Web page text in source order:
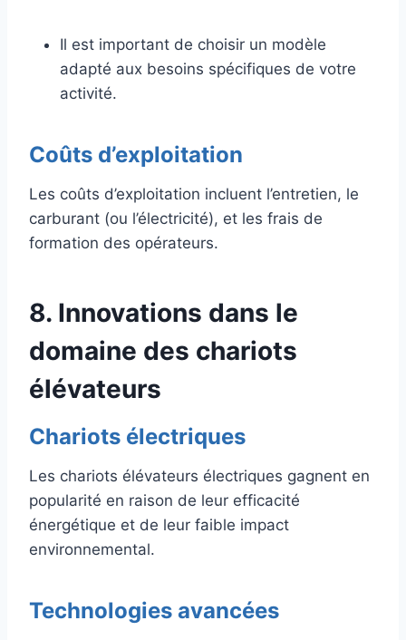
Il est important de choisir un modèle
adapté aux besoins spécifiques de votre
activité.
Coûts d’exploitation
Les coûts d’exploitation incluent l’entretien, le
carburant (ou l’électricité), et les frais de
formation des opérateurs.
8. Innovations dans le
domaine des chariots
élévateurs
Chariots électriques
Les chariots élévateurs électriques gagnent en
popularité en raison de leur efficacité
énergétique et de leur faible impact
environnemental.
Technologies avancées